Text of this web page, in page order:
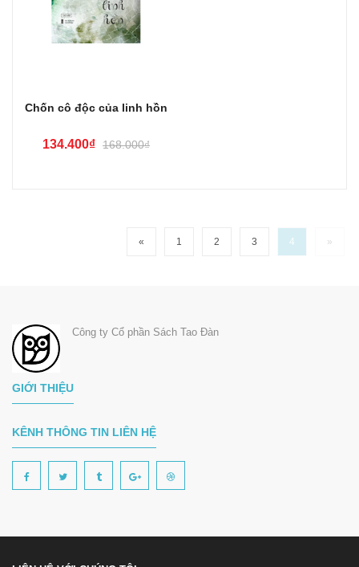
Chốn cô độc của linh hồn
134.400₫ 168.000₫
« 1 2 3 4 »
GIỚI THIỆU
Công ty Cổ phần Sách Tao Đàn
KÊNH THÔNG TIN LIÊN HỆ